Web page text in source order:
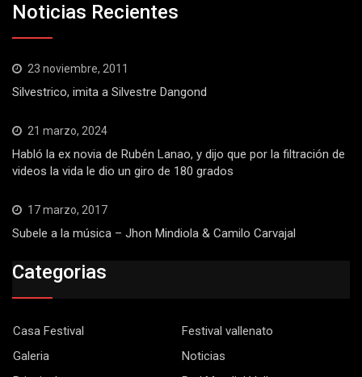
Noticias Recientes
23 noviembre, 2011
Silvestrico, imita a Silvestre Dangond
21 marzo, 2024
Habló la ex novia de Rubén Lanao, y dijo que por la filtración de
videos la vida le dio un giro de 180 grados
17 marzo, 2017
Subele a la música – Jhon Mindiola & Camilo Carvajal
Categorias
Casa Festival
Festival vallenato
Galeria
Noticias